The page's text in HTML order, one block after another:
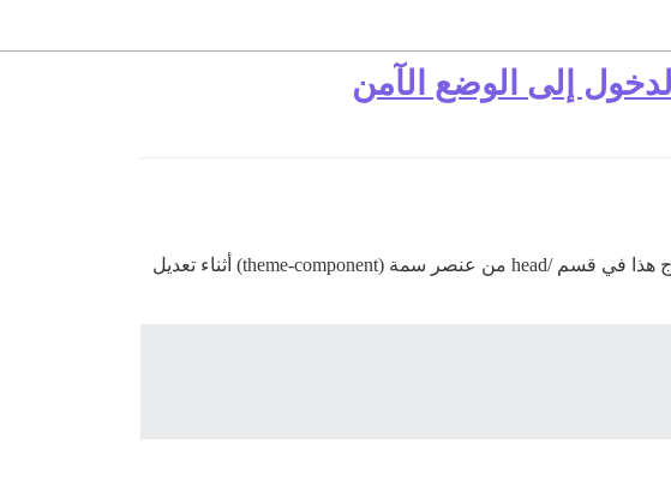
إذًا… كنت ألعب مع المنافذ (outlets)، وبعد أن لم أتمكن من تصيير HTML الخاص بي في أحدها، قمت بإدراج هذا في قسم /head من عنصر سمة (theme-component) أثناء تعديل